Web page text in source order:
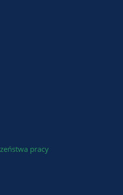
pracy